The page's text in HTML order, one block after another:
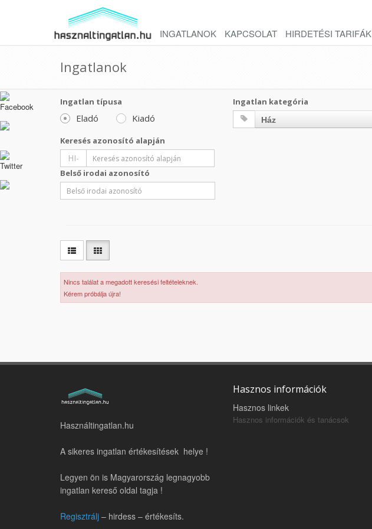
INGATLANOK KAPCSOLAT HIRDETÉSI TARIFÁK
Ingatlanok
Ingatlan típusa
Eladó Kiadó
Ingatlan kategória
Ház
Keresés azonosító alapján
HI-
Belső irodai azonosító
Nincs találat a megadott keresési feltételeknek.
Kérem próbálja újra!
Használtingatlan.hu
A sikeres ingatlan értékesítések helye !
Legyen ön is Magyarország legnagyobb
ingatlan kereső oldal tagja !
Regisztrálj – hirdess – értékesíts.
Hasznos információk
Hasznos linkek
Hasznos információk és tanácsok